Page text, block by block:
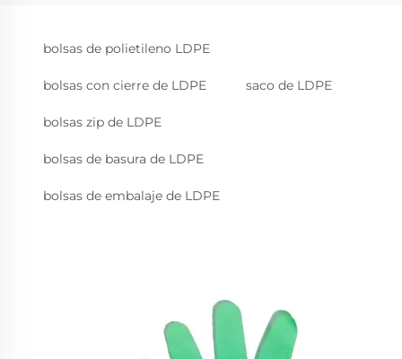
bolsas de polietileno LDPE
bolsas con cierre de LDPE saco de LDPE
bolsas zip de LDPE
bolsas de basura de LDPE
bolsas de embalaje de LDPE